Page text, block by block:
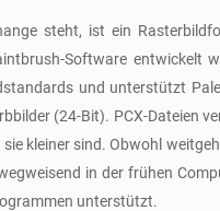
steht, ist ein
Software entwickelt
und unterstützt
(24-Bit). PCX-Dateien
kleiner sind. Obwohl
in der frühen
unterstützt.